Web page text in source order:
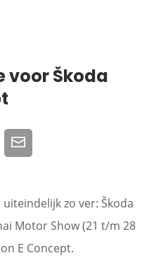
voor Škoda
zo ver: Škoda
Motor Show (21 t/m 28
E Concept.